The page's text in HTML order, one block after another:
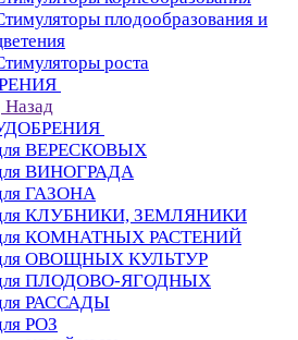
плодообразования и
роста
Назад
ВЕРЕСКОВЫХ
ВИНОГРАДА
ГАЗОНА
КЛУБНИКИ, ЗЕМЛЯНИКИ
КОМНАТНЫХ РАСТЕНИЙ
ОВОЩНЫХ КУЛЬТУР
ПЛОДОВО-ЯГОДНЫХ
РАССАДЫ
РОЗ